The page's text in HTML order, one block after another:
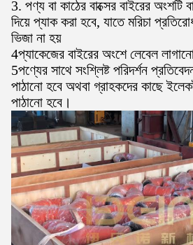
3. পণ্য বা কাঠের বাক্সের বাইরের অংশটি
দিয়ে প্যাক করা হবে, যাতে মরিচা
ভিজা না হয়
4প্যাকেজের বাইরের অংশে লেবেল
5পণ্যের সাথে সংশ্লিষ্ট পরিদর্শন
পাঠানো হবে অথবা গ্রাহকদের কাছে
পাঠানো হবে।